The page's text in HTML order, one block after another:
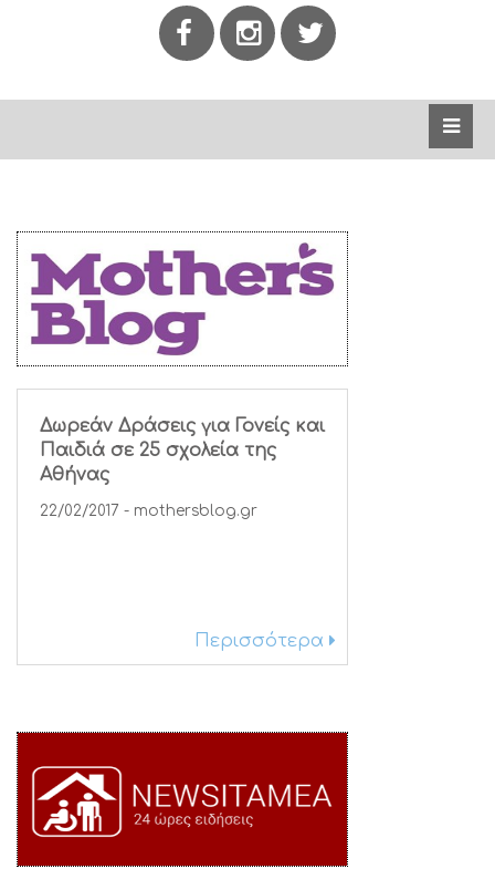
Δωρεάν Δράσεις για Γονείς και
Παιδιά σε 25 σχολεία της
Αθήνας
22/02/2017 - mothersblog.gr
Περισσότερα